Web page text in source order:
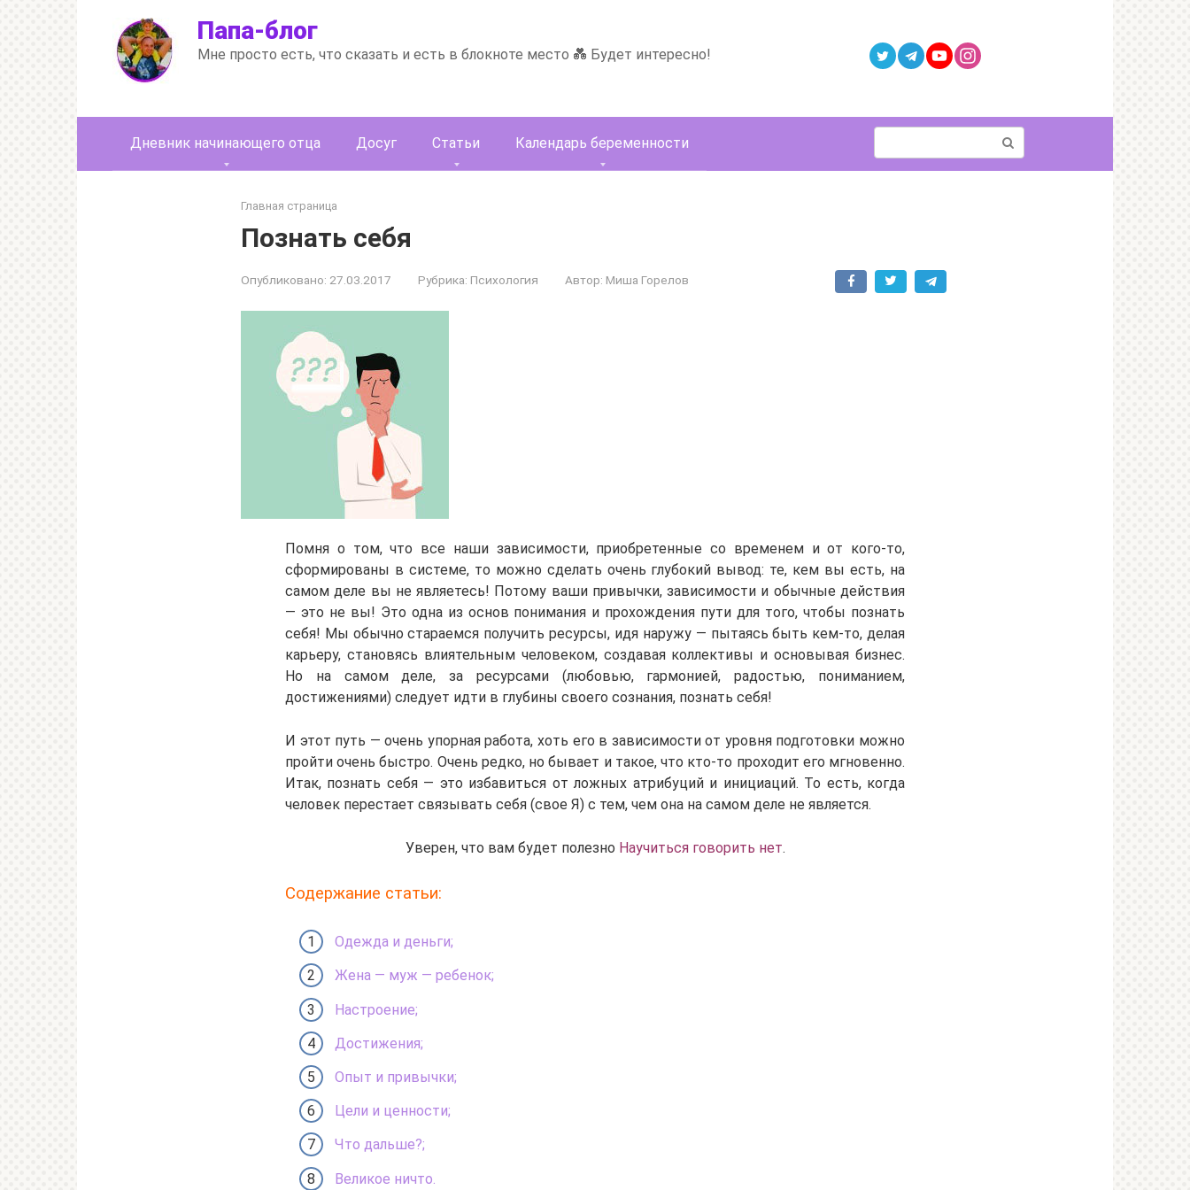
Папа-блог
Мне просто есть, что сказать и есть в блокноте место 💑 Будет интересно!
Дневник начинающего отца Досуг Статьи Календарь беременности
Главная страница
Познать себя
Опубликовано: 27.03.2017 Рубрика: Психология Автор: Миша Горелов
Помня о том, что все наши зависимости, приобретенные со временем и от кого-то,
сформированы в системе, то можно сделать очень глубокий вывод: те, кем вы есть, на
самом деле вы не являетесь! Потому ваши привычки, зависимости и обычные действия
— это не вы! Это одна из основ понимания и прохождения пути для того, чтобы познать
себя! Мы обычно стараемся получить ресурсы, идя наружу — пытаясь быть кем-то, делая
карьеру, становясь влиятельным человеком, создавая коллективы и основывая бизнес.
Но на самом деле, за ресурсами (любовью, гармонией, радостью, пониманием,
достижениями) следует идти в глубины своего сознания, познать себя!
И этот путь — очень упорная работа, хоть его в зависимости от уровня подготовки можно
пройти очень быстро. Очень редко, но бывает и такое, что кто-то проходит его мгновенно.
Итак, познать себя — это избавиться от ложных атрибуций и инициаций. То есть, когда
человек перестает связывать себя (свое Я) с тем, чем она на самом деле не является.
Уверен, что вам будет полезно Научиться говорить нет.
Содержание статьи:
Одежда и деньги;
Жена — муж — ребенок;
Настроение;
Достижения;
Опыт и привычки;
Цели и ценности;
Что дальше?;
Великое ничто.